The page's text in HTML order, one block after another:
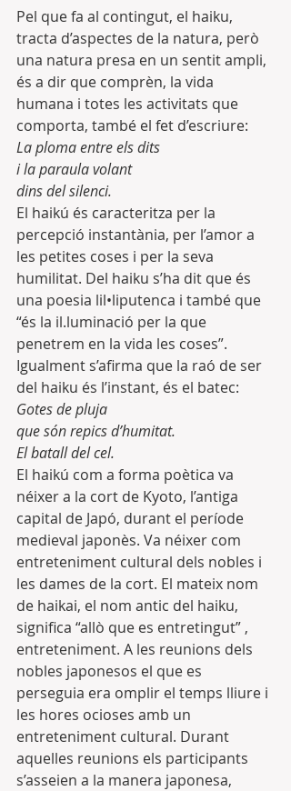
Pel que fa al contingut, el haiku,
tracta d’aspectes de la natura, però
una natura presa en un sentit ampli,
és a dir que comprèn, la vida
humana i totes les activitats que
comporta, també el fet d’escriure:
La ploma entre els dits
i la paraula volant
dins del silenci.
El haikú és caracteritza per la
percepció instantània, per l’amor a
les petites coses i per la seva
humilitat. Del haiku s’ha dit que és
una poesia lil•liputenca i també que
“és la il.luminació per la que
penetrem en la vida les coses”.
Igualment s’afirma que la raó de ser
del haiku és l’instant, és el batec:
Gotes de pluja
que són repics d’humitat.
El batall del cel.
El haikú com a forma poètica va
néixer a la cort de Kyoto, l’antiga
capital de Japó, durant el període
medieval japonès. Va néixer com
entreteniment cultural dels nobles i
les dames de la cort. El mateix nom
de haikai, el nom antic del haiku,
significa “allò que es entretingut” ,
entreteniment. A les reunions dels
nobles japonesos el que es
perseguia era omplir el temps lliure i
les hores ocioses amb un
entreteniment cultural. Durant
aquelles reunions els participants
s’asseien a la manera japonesa,